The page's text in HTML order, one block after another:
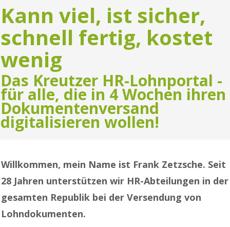
Kann viel, ist sicher,
schnell fertig, kostet
wenig
Das Kreutzer HR-Lohnportal -
für alle, die in 4 Wochen ihren
Dokumentenversand
digitalisieren wollen!
Willkommen, mein Name ist Frank Zetzsche. Seit
28 Jahren unterstützen wir HR-Abteilungen in der
gesamten Republik bei der Versendung von
Lohndokumenten.